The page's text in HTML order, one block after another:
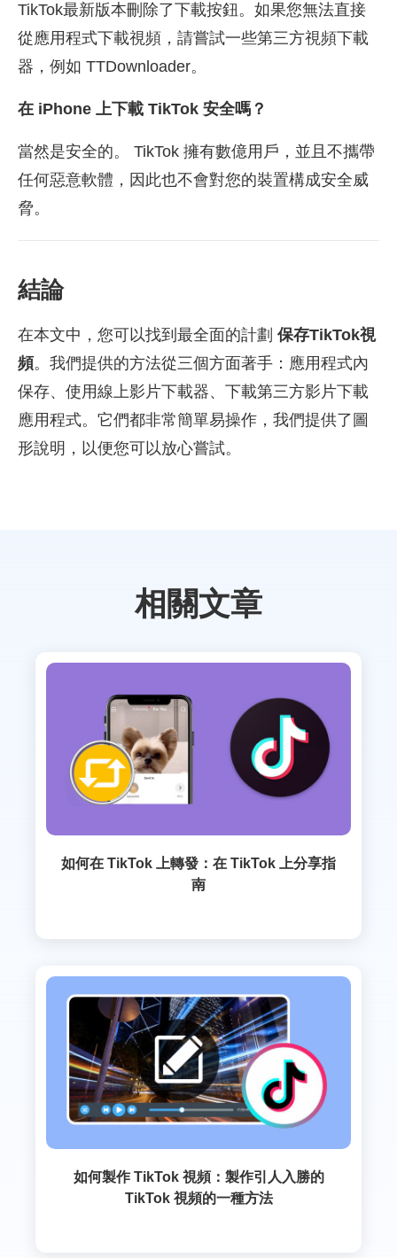
TikTok最新版本刪除了下載按鈕。如果您無法直接
從應用程式下載視頻，請嘗試一些第三方視頻下載
器，例如 TTDownloader。
在 iPhone 上下載 TikTok 安全嗎？
當然是安全的。 TikTok 擁有數億用戶，並且不攜帶
任何惡意軟體，因此也不會對您的裝置構成安全威
脅。
結論
在本文中，您可以找到最全面的計劃 保存TikTok視
頻。我們提供的方法從三個方面著手：應用程式內
保存、使用線上影片下載器、下載第三方影片下載
應用程式。它們都非常簡單易操作，我們提供了圖
形說明，以便您可以放心嘗試。
相關文章
如何在 TikTok 上轉發：在 TikTok 上分享指
南
如何製作 TikTok 視頻：製作引人入勝的
TikTok 視頻的一種方法